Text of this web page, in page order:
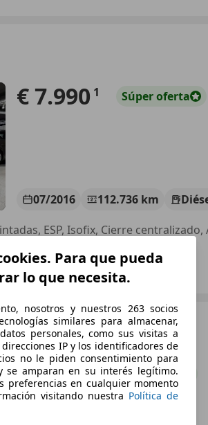
€ 7.990 1 Súperoferta
07/2016 112.736 km
ESP, Isofix, Cierre centralizado,
€ 8.990 Súperoferta
Para que pueda
lo que necesita.
nosotros y nuestros 263 socios
similares para almacenar,
personales, como sus visitas a
IP y los identificadores de
no le piden consentimiento para
se amparan en su interés legítimo.
preferencias en cualquier momento
visitando nuestra Política de